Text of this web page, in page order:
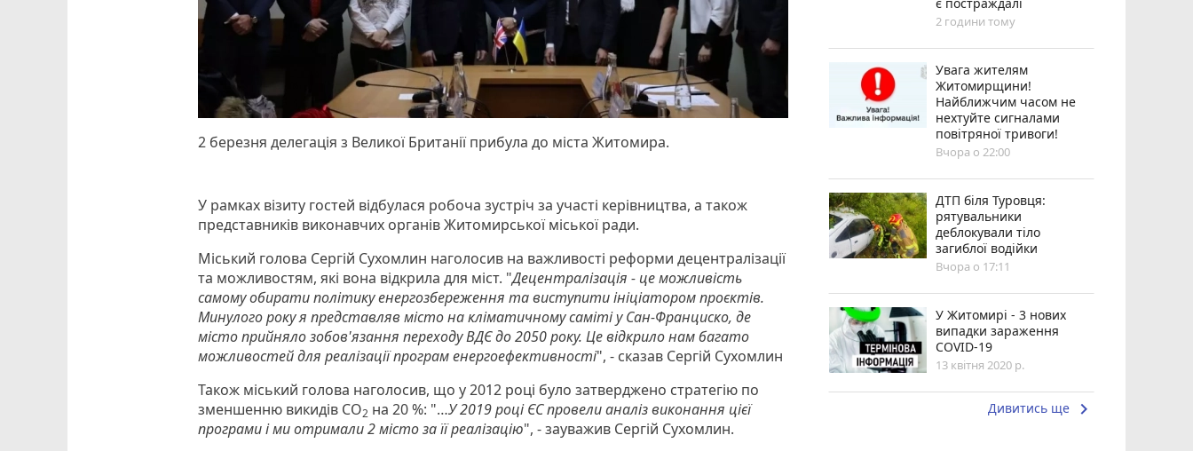
2 березня делегація з Великої Британії прибула до міста Житомира.
У рамках візиту гостей відбулася робоча зустріч за участі керівництва, а також
представників виконавчих органів Житомирської міської ради.
Міський голова Сергій Сухомлин наголосив на важливості реформи децентралізації
та можливостям, які вона відкрила для міст. "Децентралізація - це можливість
самому обирати політику енергозбереження та виступити ініціатором проєктів.
Минулого року я представляв місто на кліматичному саміті у Сан-Франциско, де
місто прийняло зобов'язання переходу ВДЄ до 2050 року. Це відкрило нам багато
можливостей для реалізації програм енергоефективності", - сказав Сергій Сухомлин
Також міський голова наголосив, що у 2012 році було затверджено стратегію по
зменшенню викидів СО2 на 20 %: "…У 2019 році ЄС провели аналіз виконання цієї
програми і ми отримали 2 місто за її реалізацію", - зауважив Сергій Сухомлин.
2 години тому
Увага жителям
Житомирщини!
Найближчим часом не
нехтуйте сигналами
повітряної тривоги!
Вчора о 22:00
ДТП біля Туровця:
рятувальники
деблокували тіло
загиблої водійки
Вчора о 17:11
У Житомирі - 3 нових
випадки зараження
COVID-19
13 квітня 2020 р.
Дивитись ще keyboard_arrow_right